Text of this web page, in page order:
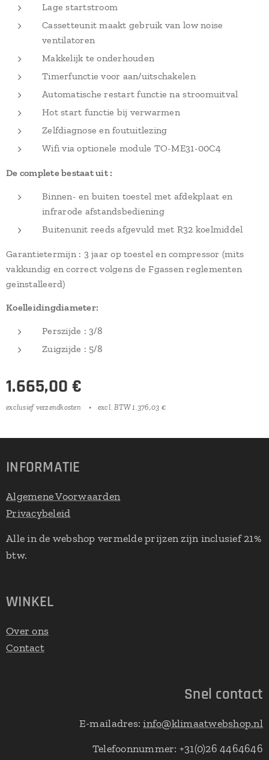
Lage startstroom
Cassetteunit maakt gebruik van low noise
ventilatoren
Makkelijk te onderhouden
Timerfunctie voor aan/uitschakelen
Automatische restart functie na stroomuitval
Hot start functie bij verwarmen
Zelfdiagnose en foutuitlezing
Wifi via optionele module TO-ME31-00C4
De complete bestaat uit :
Binnen- en buiten toestel met afdekplaat en
infrarode afstandsbediening
Buitenunit reeds afgevuld met R32 koelmiddel
Garantietermijn : 3 jaar op toestel en compressor (mits
vakkundig en correct volgens de Fgassen reglementen
geïnstalleerd)
Koelleidingdiameter:
Perszijde : 3/8
Zuigzijde : 5/8
1.665,00 €
exclusief verzendkosten excl. BTW 1.376,03 €
INFORMATIE
Algemene Voorwaarden
Privacybeleid
Alle in de webshop vermelde prijzen zijn inclusief 21%
btw.
WINKEL
Over ons
Contact
Snel contact
E-mailadres:info@klimaatwebshop.nl
Telefoonnummer: +31(0)26 4464646